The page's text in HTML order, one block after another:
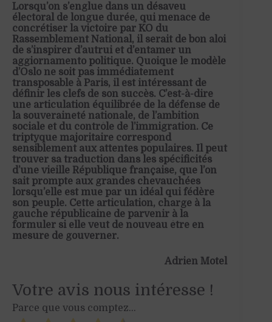
Lorsqu’on s’englue dans un désaveu
électoral de longue durée, qui menace de
concrétiser la victoire par KO du
Rassemblement National, il serait de bon aloi
de s’inspirer d’autrui et d’entamer un
aggiornamento politique. Quoique le modèle
d’Oslo ne soit pas immédiatement
transposable à Paris, il est intéressant de
définir les clefs de son succès. C’est-à-dire
une articulation équilibrée de la défense de
la souveraineté nationale, de l’ambition
sociale et du contrôle de l’immigration. Ce
triptyque majoritaire correspond
sensiblement aux attentes populaires. Il peut
trouver sa traduction dans les spécificités
d’une vieille République française, que l’on
sait prompte aux grandes chevauchées
lorsqu’elle est mue par un idéal qui fédère
son peuple. Cette articulation, charge à la
gauche républicaine de parvenir à la
formuler si elle veut de nouveau être en
mesure de gouverner.
Adrien Motel
Votre avis nous intéresse !
Parce que vous comptez...